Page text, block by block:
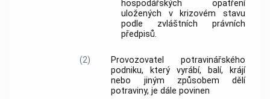
hospodářských opatření
uložených v krizovém stavu
podle zvláštních právních
předpisů.
(2)
Provozovatel potravinářského
podniku, který vyrábí, balí, krájí
nebo jiným způsobem dělí
potraviny, je dále povinen